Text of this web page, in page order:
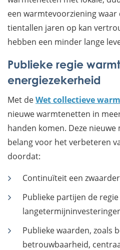
een warmtevoorziening
tientallen jaren op kan
hebben een minder lange
Publieke regie
energiezekerheid
Met deWet collectieve
nieuwe warmtenetten in
handen komen. Deze
belang voor het verbeteren
doordat:
Continuïteit een
Publieke partijen de
Publieke waarden, zoals
betrouwbaarheid,